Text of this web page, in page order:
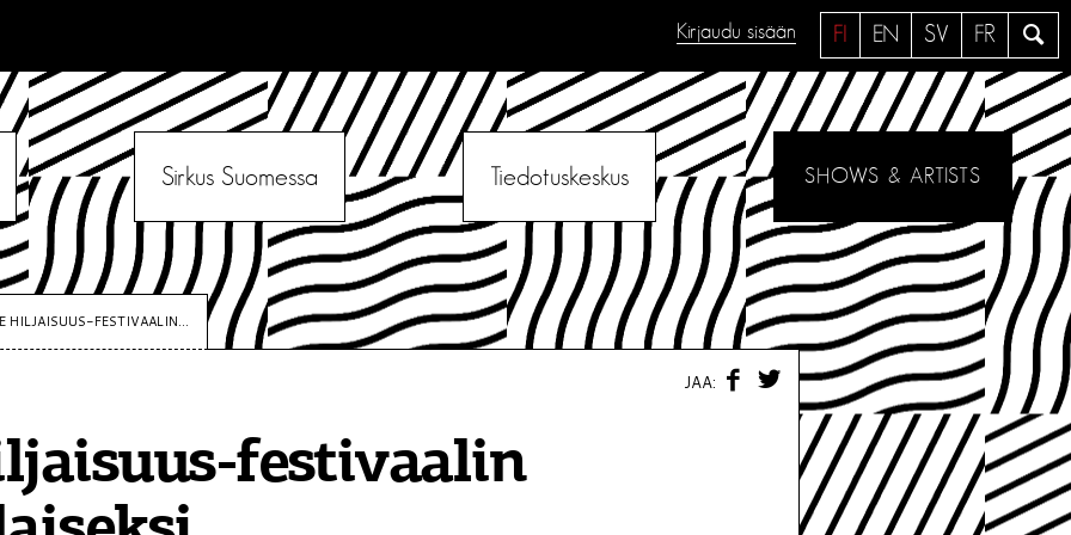
a
e
FI EN SV FR
Kirjaudu sisään
Sirkus Suomessa Tiedotuskeskus SHOWS & ARTISTS
HILJAISUUS-FESTIVAALIN...
festivaalin
JAA:
F
W